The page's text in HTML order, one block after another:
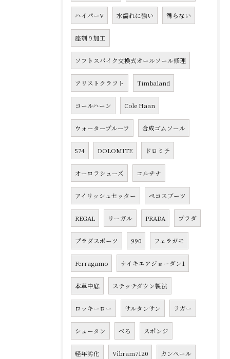
ハイパーV 水濡れに強い 滑らない
座刳り加工
ソフトスパイク交換式オールソール修理
アリストクラフト Timbaland
コールハーン Cole Haan
ウォータープルーフ 合成ゴムソール
574 DOLOMITE ドロミテ
オーロラシューズ コルチナ
アイリッシュセッター ペコスブーツ
REGAL リーガル PRADA プラダ
プラダスポーツ 990 フェラガモ
Ferragamo ナイキエアジョーダン1
本革中底 ステッチダウン製法
ロッキーロー サルタンサン ラガー
シュータン べろ スポンジ
経年劣化 Vibram7120 カンペール